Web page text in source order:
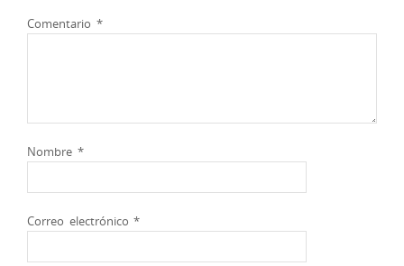
Comentario *
Nombre *
Correo electrónico*